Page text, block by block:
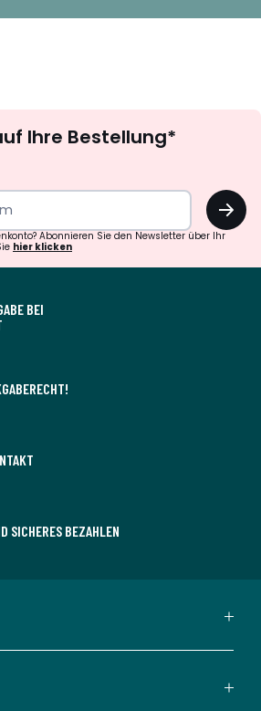
abonnieren
Ihre Bestellung*
OK
Abonnieren Sie den Newsletter über Ihr
hier klicken
BEI
SICHERES BEZAHLEN